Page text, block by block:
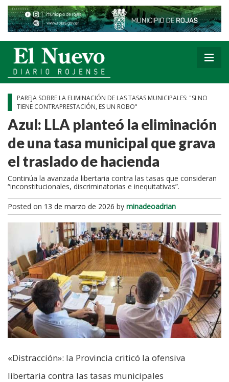
PAREJA SOBRE LA ELIMINACIÓN DE LAS TASAS MUNICIPALES: "SI NO
TIENE CONTRAPRESTACIÓN, ES UN ROBO"
Azul: LLA planteó la eliminación
de una tasa municipal que grava
el traslado de hacienda
Continúa la avanzada libertaria contra las tasas que consideran
“inconstitucionales, discriminatorias e inequitativas”.
Posted on 13 de marzo de 2026 by minadeoadrian
«Distracción»: la Provincia criticó la ofensiva
libertaria contra las tasas municipales